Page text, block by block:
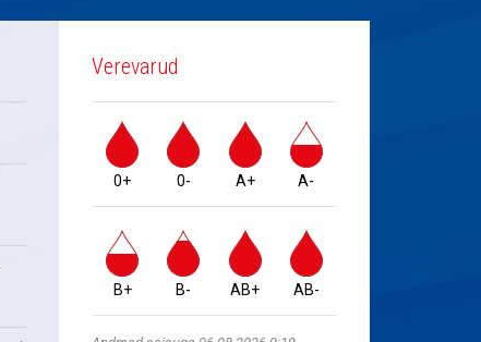
Verevarud
0+ 0- A+ A-
B+ B- AB+ AB-